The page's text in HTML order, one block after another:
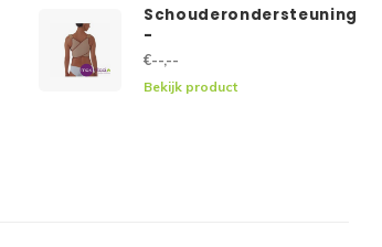
Schouderondersteuning
-
€--,--
Bekijk product